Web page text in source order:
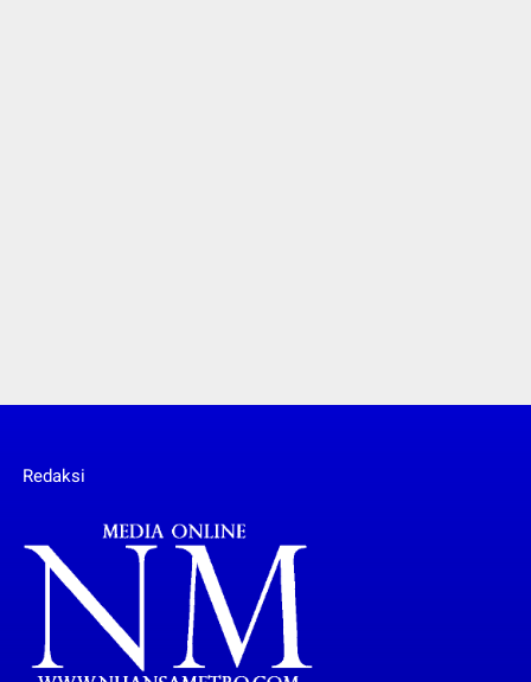
Redaksi